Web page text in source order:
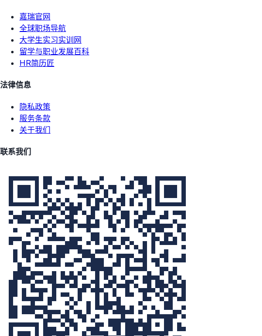
嘉瑞官网
全球职场导航
大学生实习实训网
留学与职业发展百科
HR简历匠
法律信息
隐私政策
服务条款
关于我们
联系我们